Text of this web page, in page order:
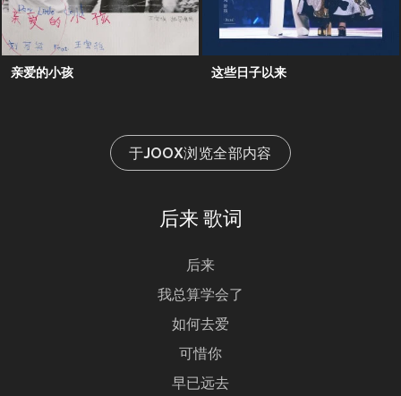
亲爱的小孩 这些日子以来
于JOOX浏览全部内容
后来 歌词
后来
我总算学会了
如何去爱
可惜你
早已远去